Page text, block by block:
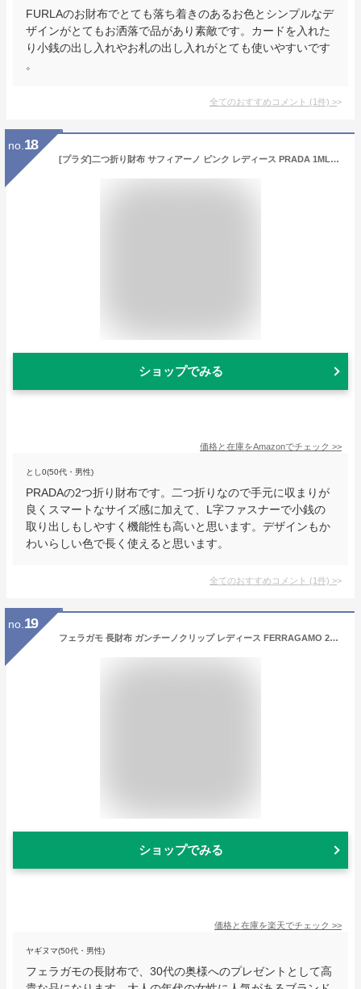
FURLAのお財布でとても落ち着きのあるお色とシンプルなデ
ザインがとてもお洒落で品があり素敵です。カードを入れた
り小銭の出し入れやお札の出し入れがとても使いやすいです
。
全てのおすすめコメント (1件) >
no. 18
[プラダ]二つ折り財布 サフィアーノ ピンク レディース PRADA 1ML225 QWA F0E18 [並行輸入品]
ショップでみる
価格と在庫をAmazonでチェック >>
とし0(50代・男性)
PRADAの2つ折り財布です。二つ折りなので手元に収まりが
良くスマートなサイズ感に加えて、L字ファスナーで小銭の
取り出しもしやすく機能性も高いと思います。デザインもか
わいらしい色で長く使えると思います。
全てのおすすめコメント (1件) >
no. 19
フェラガモ 長財布 ガンチーノクリップ レディース FERRAGAMO 22D150
ショップでみる
価格と在庫を楽天でチェック >>
ヤギヌマ(50代・男性)
フェラガモの長財布で、30代の奥様へのプレゼントとして高